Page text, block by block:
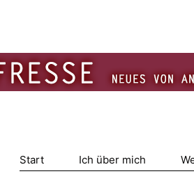
Start Ich über mich